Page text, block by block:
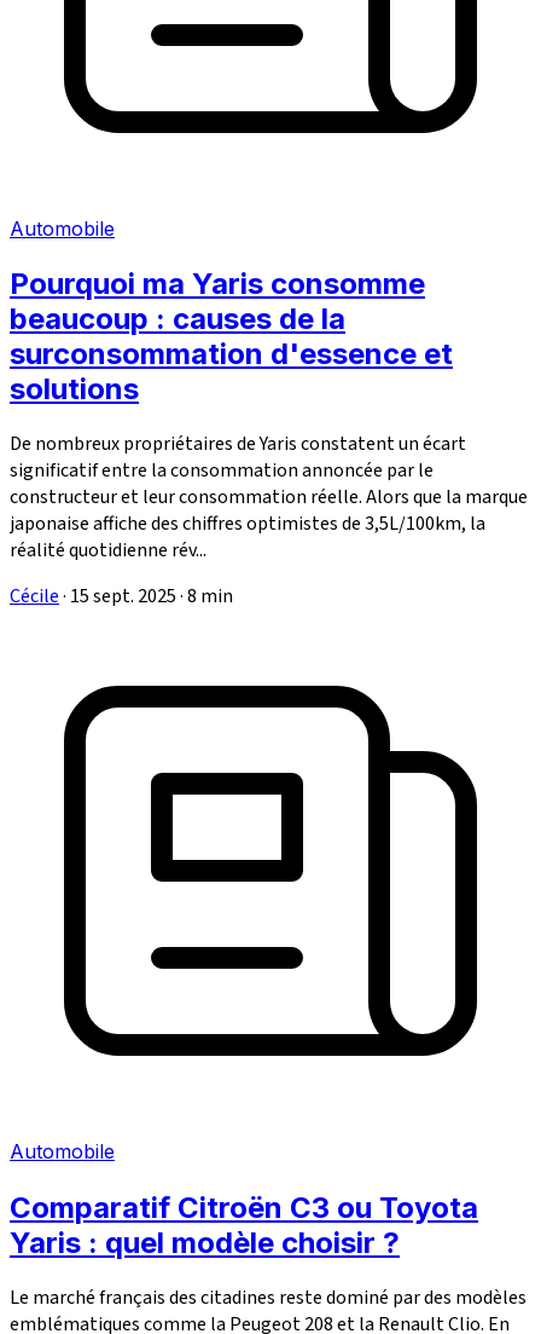
Automobile
Pourquoi ma Yaris consomme
beaucoup : causes de la
surconsommation d'essence et
solutions
De nombreux propriétaires de Yaris constatent un écart
significatif entre la consommation annoncée par le
constructeur et leur consommation réelle. Alors que la marque
japonaise affiche des chiffres optimistes de 3,5L/100km, la
réalité quotidienne rév...
Cécile· 15 sept. 2025·8 min
Automobile
Comparatif Citroën C3 ou Toyota
Yaris : quel modèle choisir ?
Le marché français des citadines reste dominé par des modèles
emblématiques comme la Peugeot 208 et la Renault Clio. En